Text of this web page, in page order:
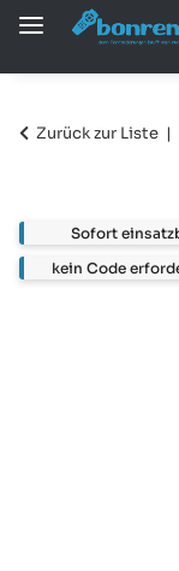
Zurück zur Liste